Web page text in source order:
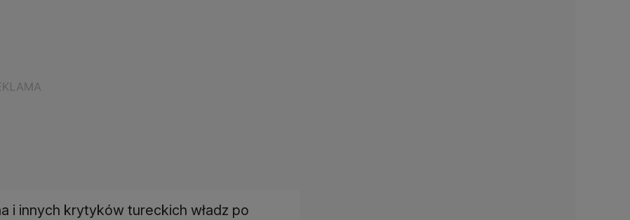
i innych krytyków tureckich władz po